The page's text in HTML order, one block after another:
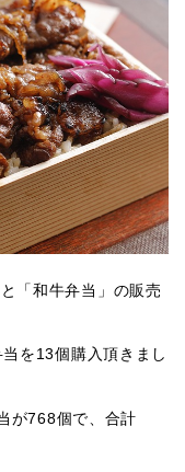
「和牛弁当」の販売
を13個購入頂きまし
が768個で、合計